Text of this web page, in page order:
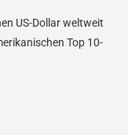
US-Dollar weltweit
Top 10-